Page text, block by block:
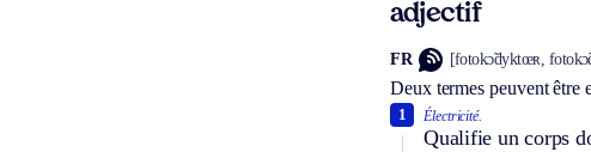
adjectif
FR [fotokɔ̃dyktœʀ,
Deux termes peuvent être
Électricité.
Qualifie un corps
1